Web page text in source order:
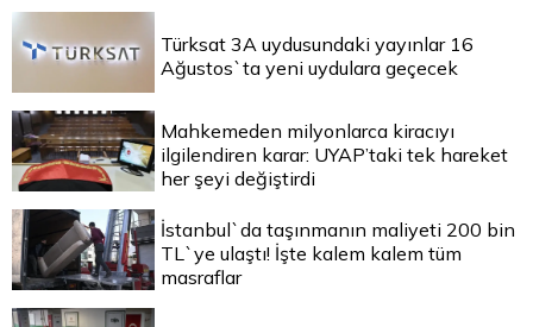
Türksat 3A uydusundaki yayınlar 16
Ağustos`ta yeni uydulara geçecek
Mahkemeden milyonlarca kiracıyı
ilgilendiren karar: UYAP’taki tek hareket
her şeyi değiştirdi
İstanbul`da taşınmanın maliyeti 200 bin
TL`ye ulaştı! İşte kalem kalem tüm
masraflar